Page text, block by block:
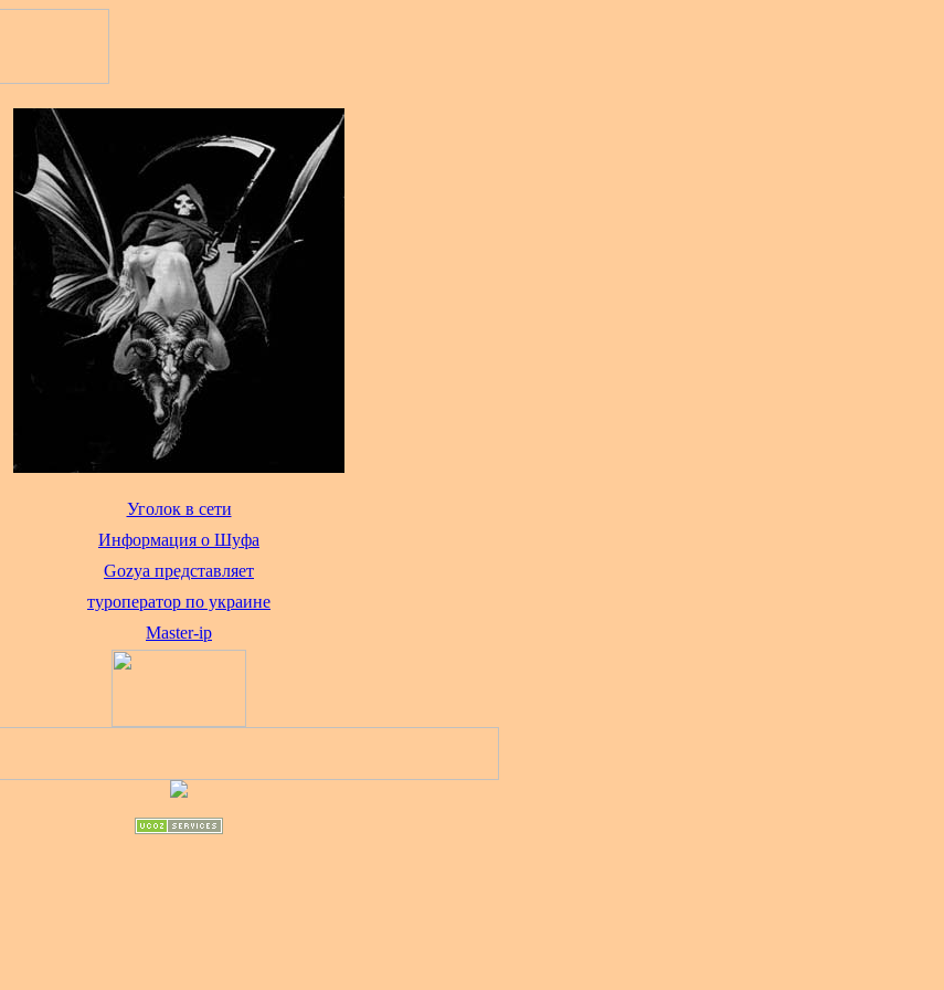
Уголок в сети
Информация о Шуфа
Gozya представляет
туроператор по украине
Master-ip